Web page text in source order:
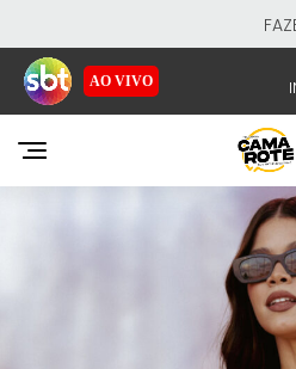
AO VIVO
EMISSORAS
- SISTEMA BRASILEIRO DE